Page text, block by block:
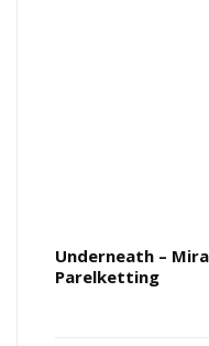
Underneath –
Parelketting